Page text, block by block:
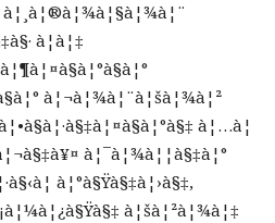
à¦¸à¦®à¦¾à¦§à¦¾à¦¨
à¦à¦‡
à¦¬à¦¾à¦¨à¦šà¦¾à¦²
à¦…à¦
à¦¯à¦¾à¦¦à§‡à¦°
à¦°à§Ÿà§‡à¦›à§‡,
à¦šà¦²à¦¾à¦‡